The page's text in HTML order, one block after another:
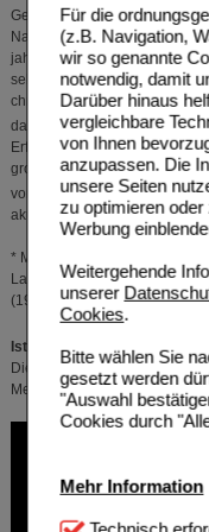
Für die
(z.B. Navigation,
wir so genannte
notwendig, damit
Darüber hinaus
vergleichbare
von Ihnen
anzupassen. Die
unsere Seiten
zu optimieren
Werbung
Weitergehende
unserer
Cookies.
Bitte wählen Sie
gesetzt werden
"Auswahl
Cookies durch
Mehr Information
GeloMyrtol® forte wird auch
jahrzehntelangen
sehr gut verträglich und
chronischen Sinusitis oder
dauerhaften Anwendung von
Erfahrungen gemacht. Bei
großen klinischen Studie
von GeloMyrtol® forte über die
akuter Infekte deutlich
* Meister et al.: Wirksamkeit
Langzeitbehandlung der
(1999) 49(I) 4: 351-358
Ist GeloMyrtol
forte
Die gesetzlichen
Medikamente erstatten.